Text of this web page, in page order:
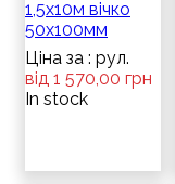
1,5х10м вічко
50х100мм
Ціна за : рул.
від 1 570,00 грн
In stock